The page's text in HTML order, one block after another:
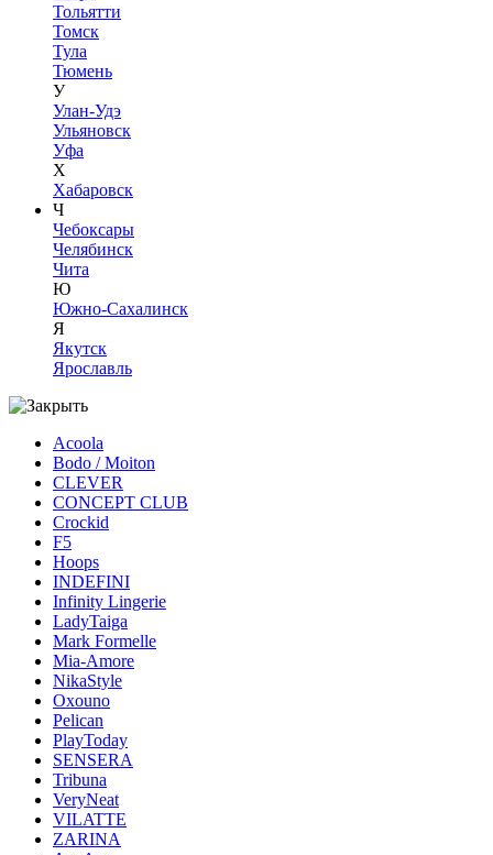
Тольятти
Томск
Тула
Тюмень
У
Улан-Удэ
Ульяновск
Уфа
Х
Хабаровск
Ч
Чебоксары
Челябинск
Чита
Ю
Южно-Сахалинск
Я
Якутск
Ярославль
Acoola
Bodo / Moiton
CLEVER
CONCEPT CLUB
Crockid
F5
Hoops
INDEFINI
Infinity Lingerie
LadyTaiga
Mark Formelle
Mia-Amore
NikaStyle
Oxouno
Pelican
PlayToday
SENSERA
Tribuna
VeryNeat
VILATTE
ZARINA